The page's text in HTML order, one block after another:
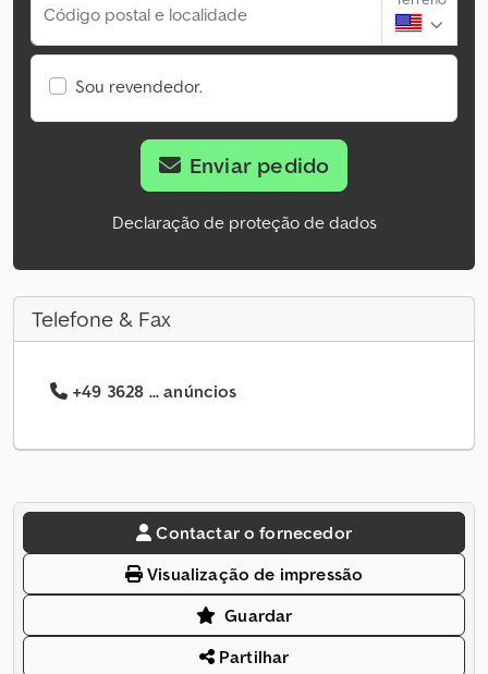
Código postal e localidade
Sou revendedor.
Enviar pedido
Declaração de proteção de dados
Telefone & Fax
+49 3628 ... anúncios
Contactar o fornecedor
Visualização de impressão
Guardar
Partilhar